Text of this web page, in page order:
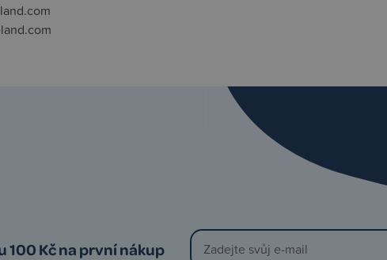
100 Kč na první nákup